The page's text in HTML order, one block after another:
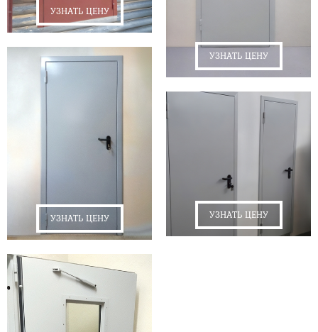
УЗНАТЬ ЦЕНУ
УЗНАТЬ ЦЕНУ
УЗНАТЬ ЦЕНУ
УЗНАТЬ ЦЕНУ